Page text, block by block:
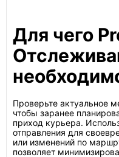
Для чего
Проверьте актуальное
чтобы заранее
приход курьера.
отправления для
или изменений по
позволяет